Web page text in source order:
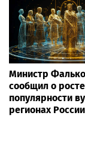
Министр
сообщил о росте
популярности
регионах России